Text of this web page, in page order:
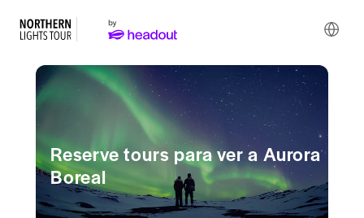
Reserve tours para ver a Aurora
Boreal